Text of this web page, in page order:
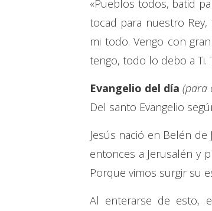
«Pueblos todos, batid
tocad para nuestro Rey,
mi todo. Vengo con
tengo, todo lo debo a Ti.
Evangelio del día (para
Del santo Evangelio
Jesús nació en Belén
entonces a Jerusalén y
Porque vimos surgir su
Al enterarse de esto,